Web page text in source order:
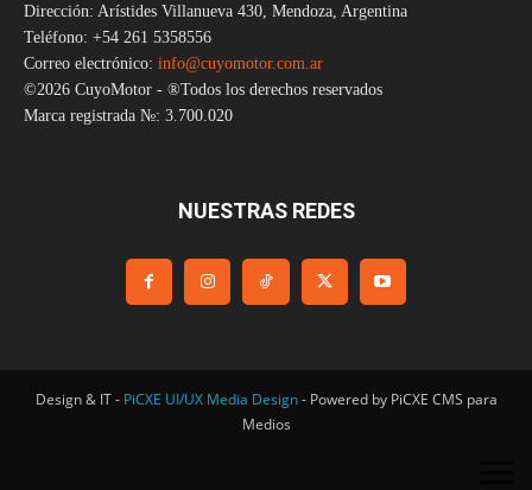
Dirección: Arístides Villanueva 430, Mendoza, Argentina
Teléfono: +54 261 5358556
Correo electrónico: info@cuyomotor.com.ar
©2026 CuyoMotor - ®Todos los derechos reservados
Marca registrada №: 3.700.020
NUESTRAS REDES
Design & IT - PiCXE UI/UX Media Design- Powered by PiCXE CMS para
Medios